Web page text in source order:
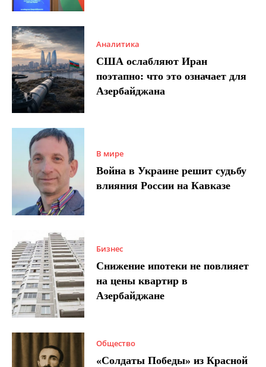
Аналитика
США ослабляют Иран
поэтапно: что это означает для
Азербайджана
В мире
Война в Украине решит судьбу
влияния России на Кавказе
Бизнес
Снижение ипотеки не повлияет
на цены квартир в
Азербайджане
Общество
«Солдаты Победы» из Красной